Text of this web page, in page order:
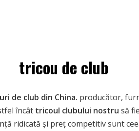
tricou de club
de club din China. producător,
încât tricoul clubului nostru să
ridicată și preț competitiv sunt